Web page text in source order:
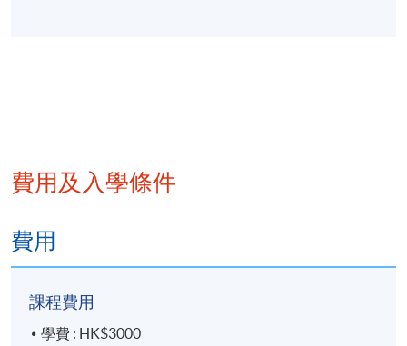
Jargons used in corporate actions - rights issue, stock
balance sheet impact to impact on your investment
value
報名代碼
開課日期
費用及入學條件
費用
課程費用
學費 : HK$3000